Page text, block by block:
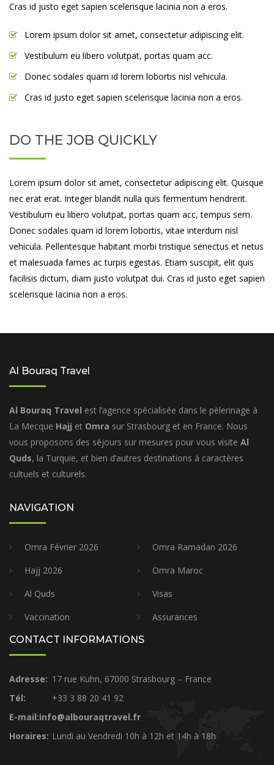
Cras id justo eget sapien scelerisque lacinia non a eros.
Lorem ipsum dolor sit amet, consectetur adipiscing elit.
Vestibulum eu libero volutpat, portas quam acc.
Donec sodales quam id lorem lobortis nisl vehicula.
Cras id justo eget sapien scelerisque lacinia non a eros.
DO THE JOB QUICKLY
Lorem ipsum dolor sit amet, consectetur adipiscing elit. Quisque
nec erat erat. Integer blandit nulla quis fermentum hendrerit.
Vestibulum eu libero volutpat, portas quam acc, tempus sem.
Donec sodales quam id lorem lobortis, vitae interdum nisl
vehicula. Pellentesque habitant morbi tristique senectus et netus
et malesuada fames ac turpis egestas. Etiam suscipit, elit quis
facilisis dictum, diam justo volutpat dui. Cras id justo eget sapien
scelerisque lacinia non a eros.
Al Bouraq Travel
Al Bouraq Travel est l’agence spécialisée dans le pèlerinage à
La Mecque Hajj et Omra sur Strasbourg et en France. Nous
vous proposons des séjours sur mesures pour vous visite Al
Quds, la Turquie, et bien d’autres destinations à caractères
cultuels et culturels.
NAVIGATION
Omra Février 2026
Omra Ramadan 2026
Hajj 2026
Omra Maroc
Al Quds
Visas
Vaccination
Assurances
CONTACT INFORMATIONS
Adresse: 17 rue Kuhn, 67000 Strasbourg – France
Tél:
+33 3 88 20 41 92
E-mail:info@albouraqtravel.fr
Horaires: Lundi au Vendredi 10h à 12h et 14h à 18h